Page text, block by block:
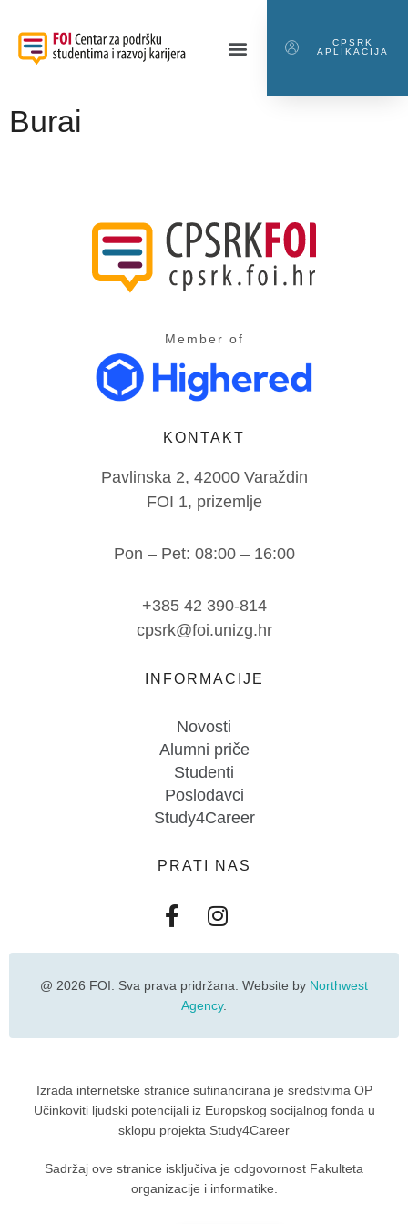
CPSRK
APLIKACIJA
Burai
Member of
KONTAKT
Pavlinska 2, 42000 Varaždin
FOI 1, prizemlje
Pon – Pet: 08:00 – 16:00
+385 42 390-814
cpsrk@foi.unizg.hr
INFORMACIJE
Novosti
Alumni priče
Studenti
Poslodavci
Study4Career
PRATI NAS
@ 2026 FOI. Sva prava pridržana. Website by Northwest
Agency.
Izrada internetske stranice sufinancirana je sredstvima OP
Učinkoviti ljudski potencijali iz Europskog socijalnog fonda u
sklopu projekta Study4Career
Sadržaj ove stranice isključiva je odgovornost Fakulteta
organizacije i informatike.